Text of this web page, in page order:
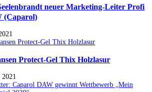
neuer Marketing-Leiter Profi
(Caparol)
Protect-Gel Thix Holzlasur
2021